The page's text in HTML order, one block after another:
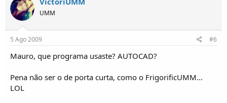
UMM
5 Ago 2009 #6
Mauro, que programa usaste? AUTOCAD?
Pena não ser o de porta curta, como o FrigorificUMM...
LOL